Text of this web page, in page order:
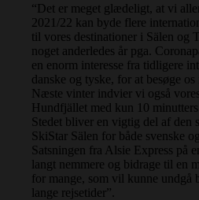
“Det er meget glædeligt, at vi
2021/22 kan byde flere
til vores destinationer i Sälen og
noget anderledes år pga.
en enorm interesse fra tidligere
danske og tyske, for at besøge os
Næste vinter indvier vi også
Hundfjället med kun 10
Stedet bliver en vigtig del af den
SkiStar Sälen for både svenske
Satsningen fra Alsie Express på
langt nemmere og bidrage til en
for mange, som vil kunne
lange rejsetider”.